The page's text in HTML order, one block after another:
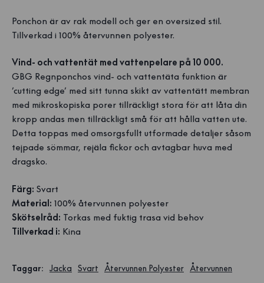
Ponchon är av rak modell och ger en oversized stil.
Tillverkad i 100% återvunnen polyester.
Vind- och vattentät med vattenpelare på 10 000.
GBG Regnponchos vind- och vattentäta funktion är
’cutting edge’ med sitt tunna skikt av vattentätt membran
med mikroskopiska porer tillräckligt stora för att låta din
kropp andas men tillräckligt små för att hålla vatten ute.
Detta toppas med omsorgsfullt utformade detaljer såsom
tejpade sömmar, rejäla fickor och avtagbar huva med
dragsko.
Färg: Svart
Material: 100% återvunnen polyester
Skötselråd: Torkas med fuktig trasa vid behov
Tillverkad i: Kina
Taggar: Jacka Svart Återvunnen Polyester Återvunnen